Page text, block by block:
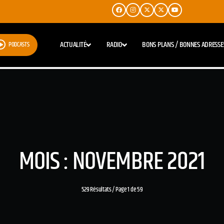
PODCASTS ACTUALITÉ RADIO BONS PLANS / BONNES
MOIS : NOVEMBRE 2021
529 Résultats / Page 1 de 59